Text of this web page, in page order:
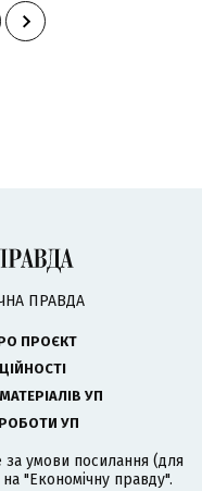
ПРАВДА
ПРОЄКТ
УП
УП
за умови посилання (для
"Економічну правду".